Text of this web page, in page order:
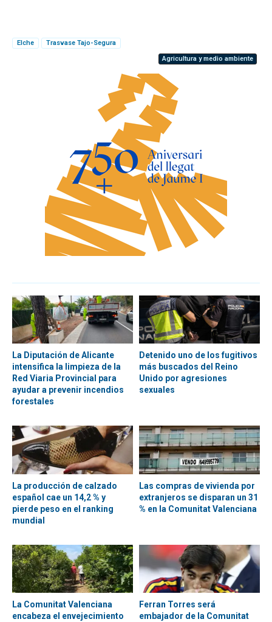
Elche
Trasvase Tajo-Segura
Agricultura y medio ambiente
La Diputación de Alicante
intensifica la limpieza de la
Red Viaria Provincial para
ayudar a prevenir incendios
forestales
Detenido uno de los fugitivos
más buscados del Reino
Unido por agresiones
sexuales
La producción de calzado
español cae un 14,2 % y
pierde peso en el ranking
mundial
Las compras de vivienda por
extranjeros se disparan un 31
% en la Comunitat Valenciana
La Comunitat Valenciana
encabeza el envejecimiento
Ferran Torres será
embajador de la Comunitat